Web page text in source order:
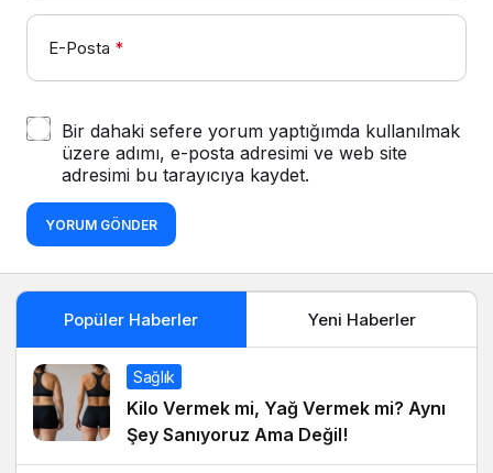
E-Posta *
Bir dahaki sefere yorum yaptığımda kullanılmak
üzere adımı, e-posta adresimi ve web site
adresimi bu tarayıcıya kaydet.
YORUM GÖNDER
Popüler Haberler Yeni Haberler
Sağlık
Kilo Vermek mi, Yağ Vermek mi? Aynı
Şey Sanıyoruz Ama Değil!